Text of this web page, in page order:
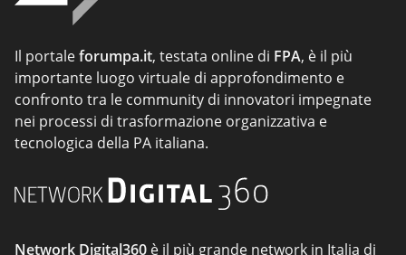
Il portaleforumpa.it, testata online di FPA, è il più
importante luogo virtuale di approfondimento e
confronto tra le community di innovatori impegnate
nei processi di trasformazione organizzativa e
tecnologica della PA italiana.
Network Digital360 è il più grande network in Italia di